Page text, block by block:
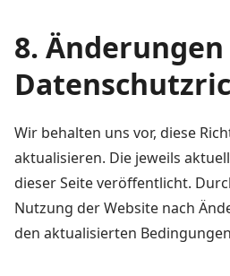
8.
Wir behalten uns vor, diese
aktualisieren. Die jeweils
dieser Seite veröffentlicht.
Nutzung der Website nach
den aktualisierten